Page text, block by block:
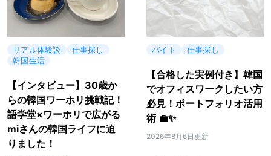
リアル体験談
仕事探し
韓国生活
【インタビュー】30歳か
らの韓国ワーホリ挑戦記！
語学堂×ワーホリで広がる
miさんの韓国ライフに迫
りました！
バイト 仕事探し
【合格した実例付き】韓国
でオフィスワークしたい方
必見！ポートフォリオ活用
術 💼✨
2026年8月6日更新